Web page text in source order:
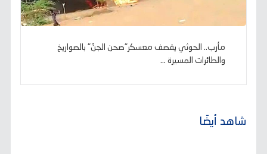
مأرب.. الحوثي يقصف معسكر"صحن الجنّ" بالصواريخ
والطائرات المسيرة ...
شاهد أيضًا